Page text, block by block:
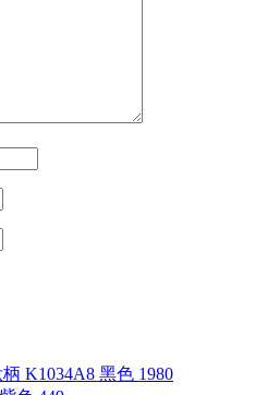
K1034A8 黑色 1980